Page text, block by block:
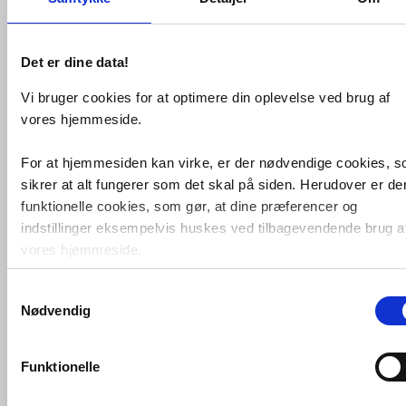
Det er dine data!
Vi bruger cookies for at optimere din oplevelse ved brug af
vores hjemmeside.
For at hjemmesiden kan virke, er der nødvendige cookies,
sikrer at alt fungerer som det skal på siden. Herudover er
funktionelle cookies, som gør, at dine præferencer og
indstillinger eksempelvis huskes ved tilbagevendende brug
vores hjemmeside.
Foruden nødvendige og funktionelle cookies er der
cookies. Disse bruger vi bl.a. til at måle trafik, omsætning,
marketingcookies, som vi bruger til at målrette vores
markedsføring med henblik på annonceindhold, som giver
Nødvendig
Funktionelle
Strømberg Noma 70 Frame
VVS nr. DNS70F-H
Fragt 99,-
4.412,- Køb